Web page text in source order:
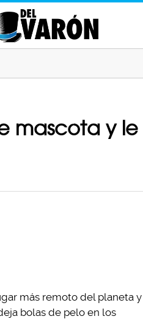
mascota y
más remoto del planeta y
bolas de pelo en los